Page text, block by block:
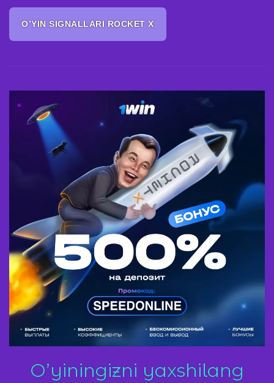
O’YIN SIGNALLARI ROCKET X
O’yiningizni yaxshilang